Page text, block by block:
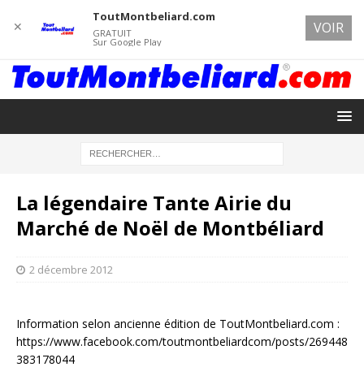
La légendaire Tante Airie du
Marché de Noël de Montbéliard
2 décembre 2012
Information selon ancienne édition de ToutMontbeliard.com :
https://www.facebook.com/toutmontbeliardcom/posts/269448
383178044
✕
ToutMontbeliard.com
GRATUIT
Sur Google Play
VOIR